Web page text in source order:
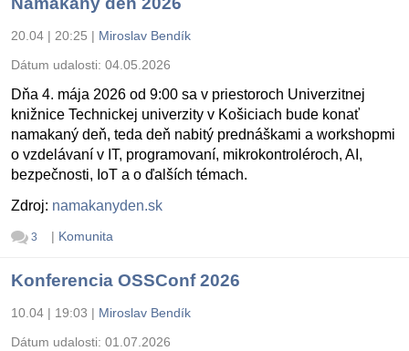
20.04 | 20:25 | Miroslav Bendík
Dátum udalosti: 04.05.2026
Dňa 4. mája 2026 od 9:00 sa v priestoroch Univerzitnej
knižnice Technickej univerzity v Košiciach bude konať
namakaný deň, teda deň nabitý prednáškami a workshopmi
o vzdelávaní v IT, programovaní, mikrokontroléroch, AI,
bezpečnosti, IoT a o ďalších témach.
Zdroj: namakanyden.sk
3 | Komunita
Konferencia OSSConf 2026
10.04 | 19:03 | Miroslav Bendík
Dátum udalosti: 01.07.2026